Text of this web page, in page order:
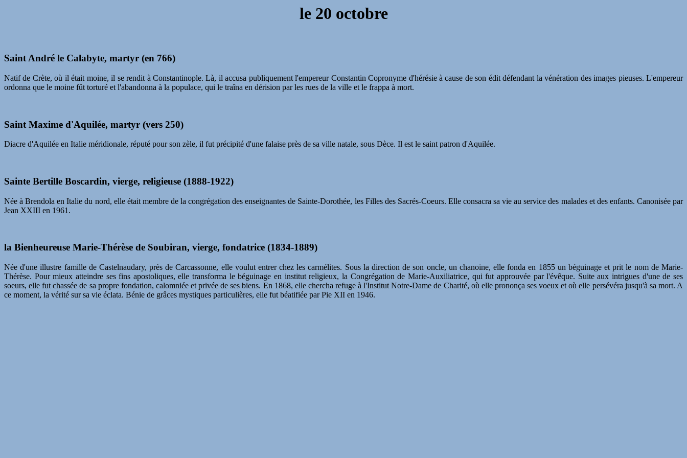
le 20 octobre
Saint André le Calabyte, martyr (en 766)
Natif de Crète, où il était moine, il se rendit à Constantinople. Là, il accusa publiquement l'empereur Constantin Copronyme d'hérésie à cause de son édit défendant la vénération des images pieuses. L'empereur
ordonna que le moine fût torturé et l'abandonna à la populace, qui le traîna en dérision par les rues de la ville et le frappa à mort.
Saint Maxime d'Aquilée, martyr (vers 250)
Diacre d'Aquilée en Italie méridionale, réputé pour son zèle, il fut précipité d'une falaise près de sa ville natale, sous Dèce. Il est le saint patron d'Aquilée.
Sainte Bertille Boscardin, vierge, religieuse (1888-1922)
Née à Brendola en Italie du nord, elle était membre de la congrégation des enseignantes de Sainte-Dorothée, les Filles des Sacrés-Coeurs. Elle consacra sa vie au service des malades et des enfants. Canonisée par
Jean XXIII en 1961.
la Bienheureuse Marie-Thérèse de Soubiran, vierge, fondatrice (1834-1889)
Née d'une illustre famille de Castelnaudary, près de Carcassonne, elle voulut entrer chez les carmélites. Sous la direction de son oncle, un chanoine, elle fonda en 1855 un béguinage et prit le nom de Marie-
Thérèse. Pour mieux atteindre ses fins apostoliques, elle transforma le béguinage en institut religieux, la Congrégation de Marie-Auxiliatrice, qui fut approuvée par l'évêque. Suite aux intrigues d'une de ses
soeurs, elle fut chassée de sa propre fondation, calomniée et privée de ses biens. En 1868, elle chercha refuge à l'Institut Notre-Dame de Charité, où elle prononça ses voeux et où elle persévéra jusqu'à sa mort. A
ce moment, la vérité sur sa vie éclata. Bénie de grâces mystiques particulières, elle fut béatifiée par Pie XII en 1946.